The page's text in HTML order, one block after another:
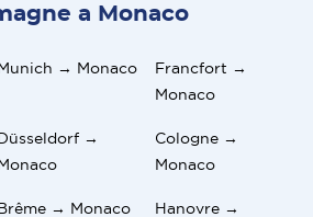
a Monaco
→ Monaco
Francfort →
Monaco
→
Cologne →
Monaco
→ Monaco
Hanovre →